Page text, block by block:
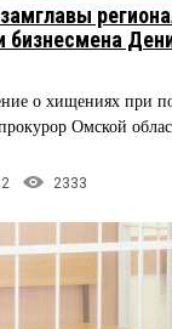
о хищениях при
Омской
2 2333